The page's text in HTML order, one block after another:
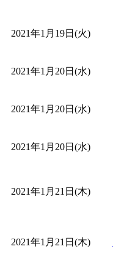
de 健康
「皆鶴
～」
「みな
de 健
2021年1月19日(火)
2021年1月20日(水)
2021年1月20日(水)
2021年1月20日(水)
2021年1月21日(木)
2021年1月21日(木)